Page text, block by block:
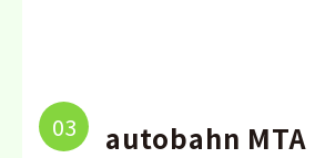
03 autobahn MTA